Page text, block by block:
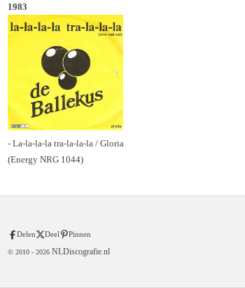
1983
- La-la-la-la tra-la-la-la / Gloria
(Energy NRG 1044)
Delen Deel Pinnen
© 2010 - 2026 NLDiscografie.nl